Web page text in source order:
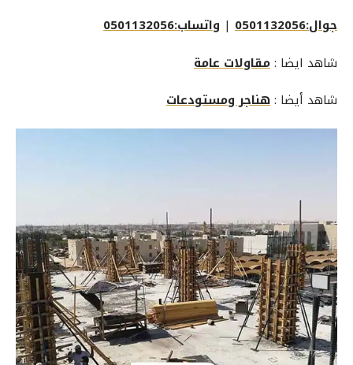
جوال:0501132056
| واتساب:0501132056
شاهد ايضا :مقاولات عامة
شاهد أيضا :هناجر ومستودعات